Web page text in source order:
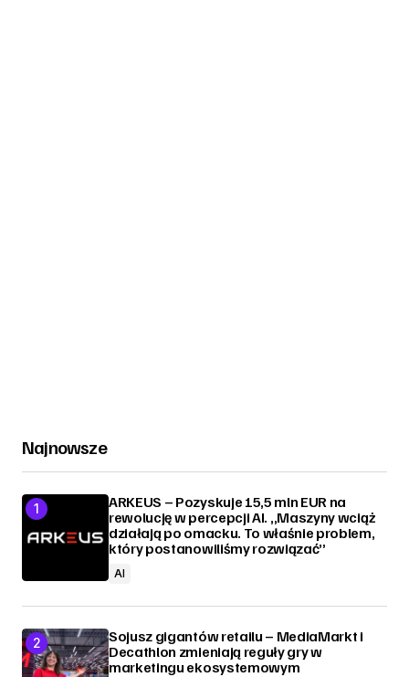
Najnowsze
ARKEUS – Pozyskuje 15,5 mln EUR na
rewolucję w percepcji AI. „Maszyny wciąż
działają po omacku. To właśnie problem,
który postanowiliśmy rozwiązać”
AI
Sojusz gigantów retailu – MediaMarkt i
Decathlon zmieniają reguły gry w
marketingu ekosystemowym